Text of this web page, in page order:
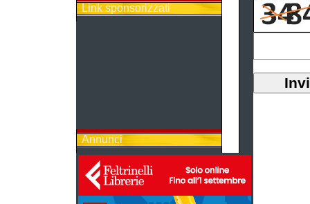
Link sponsorizzati
Annunci